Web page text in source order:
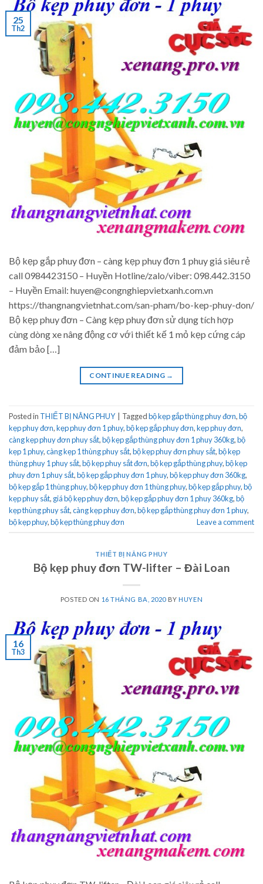
25
Th2
Bộ kẹp gắp phuy đơn – càng kẹp phuy đơn 1 phuy giá siêu rẻ
call 0984423150 – Huyền Hotline/zalo/viber: 098.442.3150
– Huyền Email: huyen@congnghiepvietxanh.com.vn
https://thangnangvietnhat.com/san-pham/bo-kep-phuy-don/
Bộ kẹp phuy đơn – Càng kẹp phuy đơn sử dụng tích hợp
cùng dòng xe nâng động cơ với thiết kế 1 mỏ kẹp cứng cáp
đảm bảo […]
CONTINUE READING →
Posted in THIẾT BỊ NÂNG PHUY Taggedbộ kẹp gắp thùng phuy đơn,bộ
kẹp phuy đơn,kẹp phuy đơn 1 phuy,bộ kẹp gắp phuy đơn,kẹp phuy đơn,
càng kẹp phuy đơn phuy sắt,bộ kẹp gắp thùng phuy đơn 1 phuy 360kg,bộ
kẹp 1 phuy,càng kẹp 1 thùng phuy sắt,bộ kẹp phuy đơn phuy sắt,bộ kẹp
thùng phuy 1 phuy sắt,bộ kẹp phuy sắt đơn,bộ kẹp gắp thùng phuy,bộ kẹp
phuy đơn 1 phuy sắt,bộ kẹp gắp phuy đơn 1 phuy,bộ kẹp phuy đơn 360kg,
bộ kẹp gắp 1 thùng phuy,bộ kẹp phuy đơn 1 thùng phuy,bộ kẹp gắp phuy,bộ
kẹp phuy sắt, giá bộ kẹp phuy đơn,bộ kẹp gắp phuy đơn 1 phuy 360kg,bộ
kẹp thùng phuy sắt,càng kẹp phuy đơn,bộ kẹp gắp thùng phuy đơn 1 phuy,
bộ kẹp phuy,bộ kẹp thùng phuy đơn Leave a comment
THIẾT BỊ NÂNG PHUY
Bộ kẹp phuy đơn TW-lifter – Đài Loan
POSTED ON 16 THÁNG BA, 2020 BYHUYEN
16
Th3